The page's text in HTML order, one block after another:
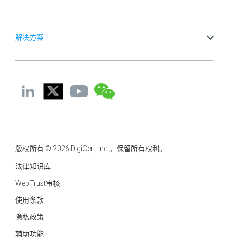
解决方案
版权所有 © 2026 DigiCert, Inc.。保留所有权利。
法律知识库
WebTrust审核
使用条款
隐私政策
辅助功能